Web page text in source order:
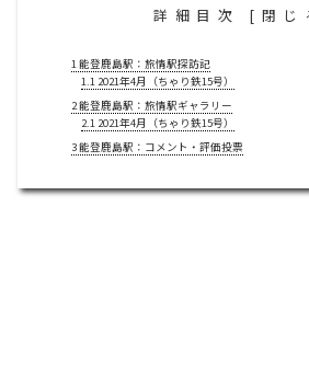
詳細目次 [ 閉じ
1能登鹿島駅：旅情駅探訪記
1.1 2021年4月（ちゃり鉄15号）
2能登鹿島駅：旅情駅ギャラリー
2.1 2021年4月（ちゃり鉄15号）
3能登鹿島駅：コメント・評価投票